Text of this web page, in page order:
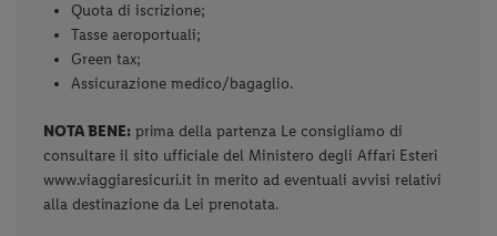
Quota di iscrizione;
Tasse aeroportuali;
Green tax;
Assicurazione medico/bagaglio.
NOTA BENE: prima della partenza Le consigliamo di
consultare il sito ufficiale del Ministero degli Affari Esteri
www.viaggiaresicuri.it in merito ad eventuali avvisi relativi
alla destinazione da Lei prenotata.